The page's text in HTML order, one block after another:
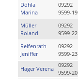
Döhla
Marina
09292
9599-19
Müller
Roland
09292
9599-22
Reifenrath
Jeniffer
09292
9599-23
Hager Verena
09292
9599-20